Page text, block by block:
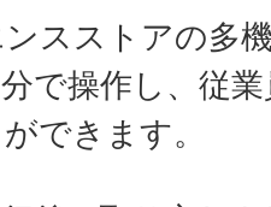
スストアの多
で操作し、従
できます。